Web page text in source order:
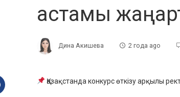
астамы
Дина Акишева 2 года ago
Қазақстанда конкурс өткізу арқылы